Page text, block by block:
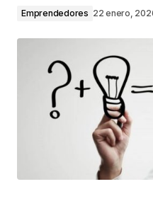
Emprendedores 22 enero,